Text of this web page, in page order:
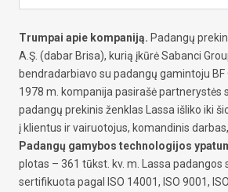
Trumpai apie kompaniją. Padangų
A.Ş. (dabar Brisa), kurią įkūrė Sabanci
bendradarbiavo su padangų gamintoju BF
1978 m. kompanija pasirašė
padangų prekinis ženklas Lassa išliko iki
į klientus ir vairuotojus, komandinis
Padangų gamybos technologijos
plotas – 361 tūkst. kv. m. Lassa
sertifikuota pagal ISO 14001, ISO 9001,